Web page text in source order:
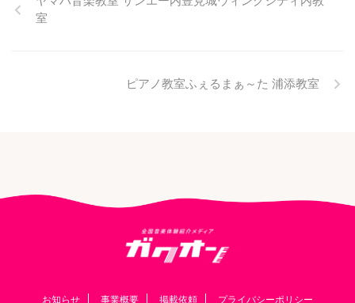
室
ピアノ教室ふぇるまぁ～た 浦添教室
お知らせ 事業概要 掲載依頼 プライバシーポリシー